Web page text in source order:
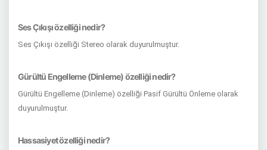
Ses Çıkışı özelliği nedir?
Ses Çıkışı özelliği Stereo olarak duyurulmuştur.
Gürültü Engelleme (Dinleme) özelliği nedir?
Gürültü Engelleme (Dinleme) özelliği Pasif Gürültü Önleme olarak
duyurulmuştur.
Hassasiyet özelliği nedir?